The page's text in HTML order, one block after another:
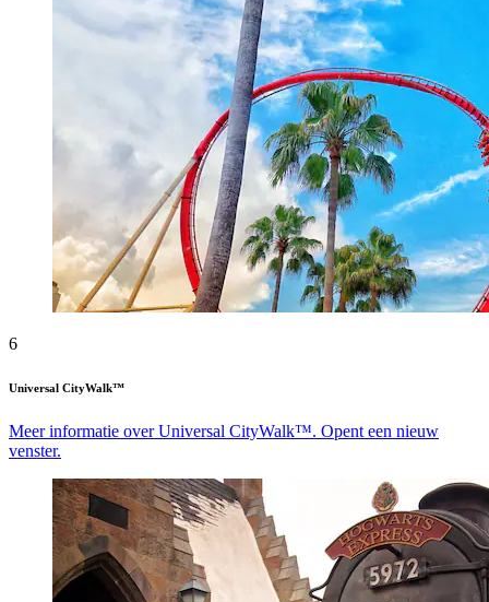
6
Universal CityWalk™
Meer informatie over Universal CityWalk™. Opent een nieuw
venster.